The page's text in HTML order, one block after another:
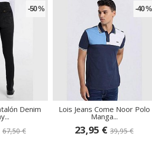
-50 %
Denim
67,50 €
-40 %
Lois Jeans Come Noor Polo
Manga...
23,95 € 39,95 €